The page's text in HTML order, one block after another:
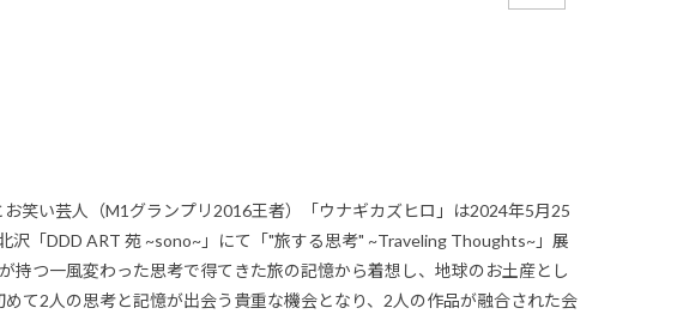
笑い芸人（M1グランプリ2016王者）「ウナギカズヒロ」は2024年5月25
沢「DDD ART 苑 ~sono~​​」にて「"旅する思考" ~Traveling Thoughts~」展
持つ一風変わった思考で得てきた旅の記憶から着想し、地球のお土産とし
て2人の思考と記憶が出会う貴重な機会となり、2人の作品が融合された会